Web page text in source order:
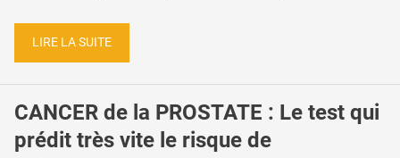
LIRE LA SUITE
CANCER de la PROSTATE : Le test qui
prédit très vite le risque de